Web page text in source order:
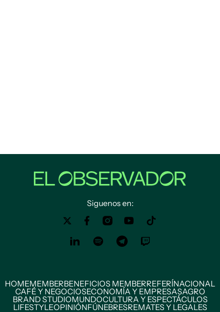
Siguenos en:
HOMEMEMBERBENEFICIOS MEMBERREFERÍNACIONAL
CAFÉ Y NEGOCIOSECONOMÍA Y EMPRESASAGRO
BRAND STUDIOMUNDOCULTURA Y ESPECTÁCULOS
LIFESTYLEOPINIÓNFÚNEBRESREMATES Y LEGALES